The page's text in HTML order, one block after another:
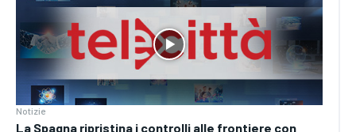
Notizie
La Spagna ripristina i controlli alle frontiere con